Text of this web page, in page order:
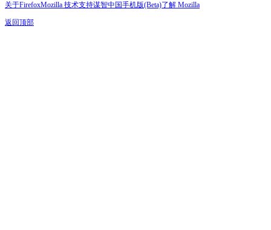
关于FirefoxMozilla 技术支持谋智中国手机版(Beta)了解 Mozilla
返回顶部